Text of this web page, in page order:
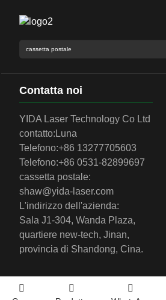
Contatta noi
YIDA Laser Technology Co Ltd
contatto: Luna
Telefono:+86 13277705603
Telefono:+86 0531-82899697
cassetta postale:
shaw@yida-laser.com
L'indirizzo dell'azienda:
Sala J1-304, Wanda Plaza,
quartiere new-tech, Jinan,
provincia di Shandong, Cina.